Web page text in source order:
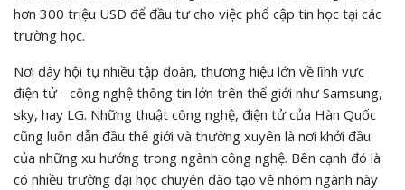
hơn 300 triệu USD để đầu tư cho việc phổ cập tin học tại các
trường học.
Nơi đây hội tụ nhiều tập đoàn, thương hiệu lớn về lĩnh vực
điện tử - công nghệ thông tin lớn trên thế giới như Samsung,
sky, hay LG. Những thuật công nghệ, điện tử của Hàn Quốc
cũng luôn dẫn đầu thế giới và thường xuyên là nơi khởi đầu
của những xu hướng trong ngành công nghệ. Bên cạnh đó là
có nhiều trường đại học chuyên đào tạo về nhóm ngành này